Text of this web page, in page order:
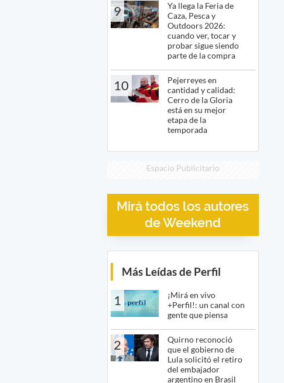
9
Ya llega la Feria de
Caza, Pesca y
Outdoors 2026:
cuando ver, tocar y
probar sigue siendo
parte de la compra
10
Pejerreyes en
cantidad y calidad:
Cerro de la Gloria
está en su mejor
etapa de la
temporada
Espacio Publicitario
Mirá todos los autores
de Weekend
Más Leídas de Perfil
1
¡Mirá en vivo
+Perfil!: un canal con
gente que piensa
2
Quirno reconoció
que el gobierno de
Lula solicitó el retiro
del embajador
argentino en Brasil